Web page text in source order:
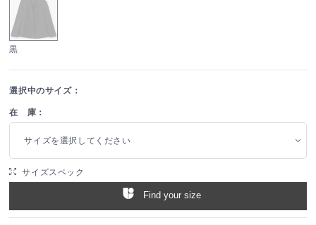
黒
選択中のサイズ：
在 庫：
サイズを選択してください
サイズスペック
Find your size